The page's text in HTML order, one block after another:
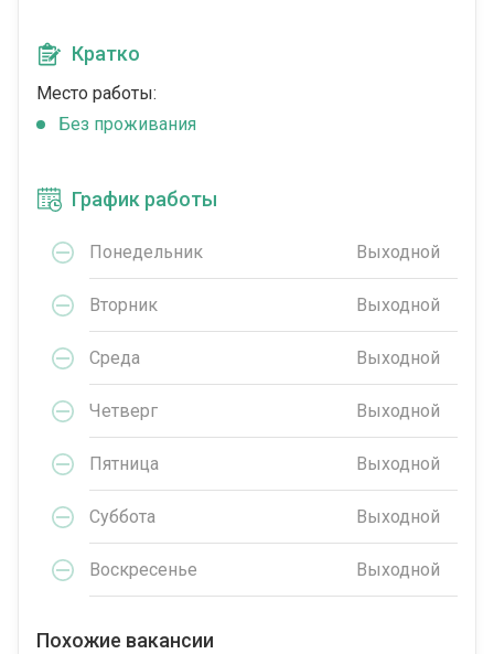
Кратко
Место работы:
Без проживания
График работы
Понедельник Выходной
Вторник Выходной
Среда Выходной
Четверг Выходной
Пятница Выходной
Суббота Выходной
Воскресенье Выходной
Похожие вакансии